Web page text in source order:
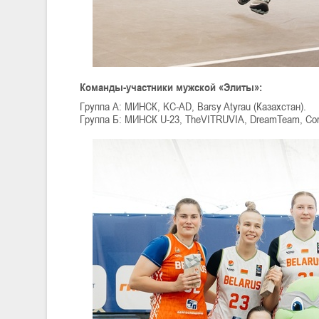
Команды-участники мужской «Элиты»:
Группа А: МИНСК, KC-AD, Barsy Atyrau (Казахстан).
Группа Б: МИНСК U-23, TheVITRUVIA, DreamTeam,